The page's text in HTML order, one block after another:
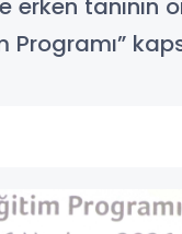
erken tanının
Programı”